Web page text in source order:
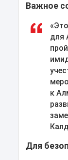
Важное
для
к
Для